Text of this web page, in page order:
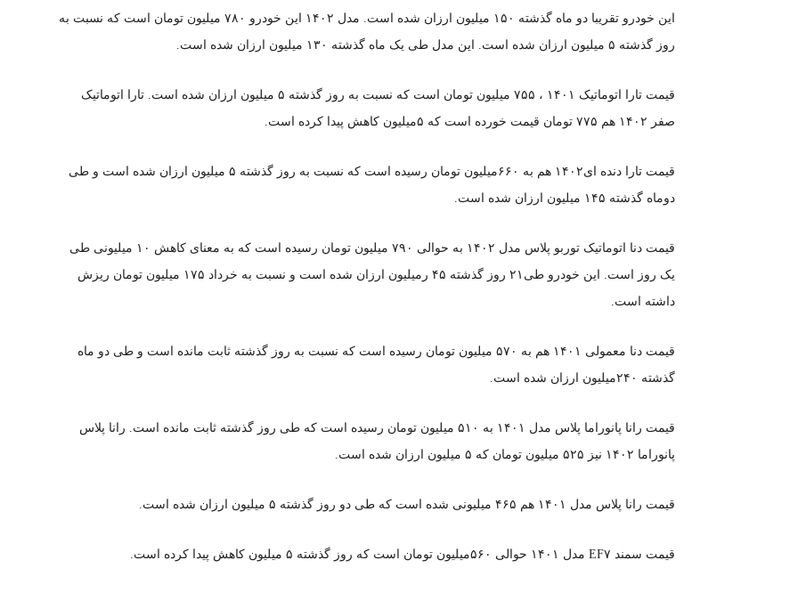
این خودرو تقریبا دو ماه گذشته ۱۵۰ میلیون ارزان شده است. مدل ۱۴۰۲ این خودرو ۷۸۰ میلیون تومان است که نسبت به
روز گذشته ۵ میلیون ارزان شده است. این مدل طی یک ماه گذشته ۱۳۰ میلیون ارزان شده است.
قیمت تارا اتوماتیک ۱۴۰۱ ، ۷۵۵ میلیون تومان است که نسبت به روز گذشته ۵ میلیون ارزان شده است. تارا اتوماتیک
صفر ۱۴۰۲ هم ۷۷۵ تومان قیمت خورده است که ۵میلیون کاهش پیدا کرده است.
قیمت تارا دنده ای۱۴۰۲ هم به ۶۶۰میلیون تومان رسیده است که نسبت به روز گذشته ۵ میلیون ارزان شده است و طی
دوماه گذشته ۱۴۵ میلیون ارزان شده است.
قیمت دنا اتوماتیک توربو پلاس مدل ۱۴۰۲ به حوالی ۷۹۰ میلیون تومان رسیده است که به معنای کاهش ۱۰ میلیونی طی
یک روز است. این خودرو طی۲۱ روز گذشته ۴۵ رمیلیون ارزان شده است و نسبت به خرداد ۱۷۵ میلیون تومان ریزش
داشته است.
قیمت دنا معمولی ۱۴۰۱ هم به ۵۷۰ میلیون تومان رسیده است که نسبت به روز گذشته ثابت مانده است و طی دو ماه
گذشته ۲۴۰میلیون ارزان شده است.
قیمت رانا پانوراما پلاس مدل ۱۴۰۱ به ۵۱۰ میلیون تومان رسیده است که طی روز گذشته ثابت مانده است. رانا پلاس
پانوراما ۱۴۰۲ نیز ۵۲۵ میلیون تومان که ۵ میلیون ارزان شده است.
قیمت رانا پلاس مدل ۱۴۰۱ هم ۴۶۵ میلیونی شده است که طی دو روز گذشته ۵ میلیون ارزان شده است.
قیمت سمند EF۷ مدل ۱۴۰۱ حوالی ۵۶۰میلیون تومان است که روز گذشته ۵ میلیون کاهش پیدا کرده است.